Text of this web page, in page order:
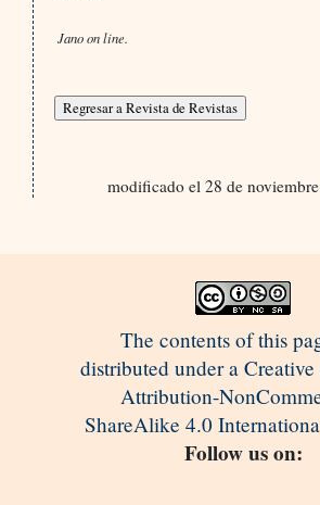
Jano on line.
modificado el 28 de
The contents of this
distributed under a
Attribution-
ShareAlike 4.0
Follow us on: